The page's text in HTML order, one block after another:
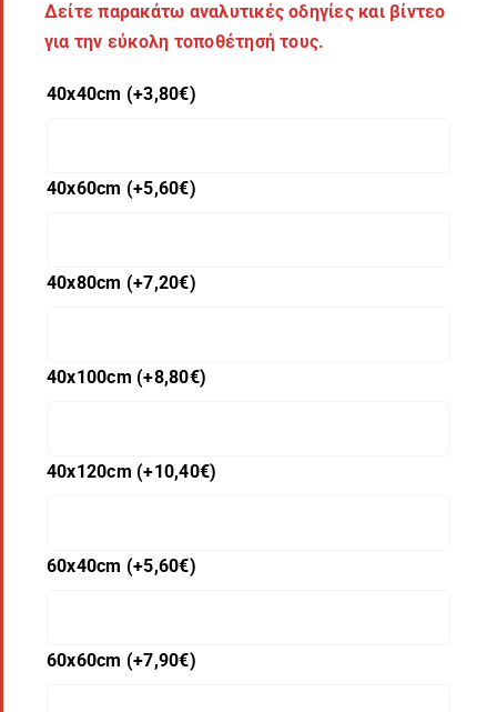
Δείτε παρακάτω αναλυτικές οδηγίες και βίντεο
για την εύκολη τοποθέτησή τους.
40x40cm (+3,80€)
40x60cm (+5,60€)
40x80cm (+7,20€)
40x100cm (+8,80€)
40x120cm (+10,40€)
60x40cm (+5,60€)
60x60cm (+7,90€)